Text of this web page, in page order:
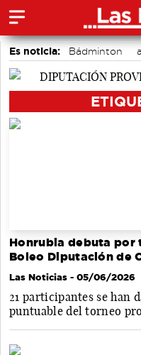
Es noticia: Bádminton
Medio Ambiente
Honrubia debuta por
Boleo Diputación de
Las Noticias - 05/06/2026
21 participantes se han
puntuable del torneo